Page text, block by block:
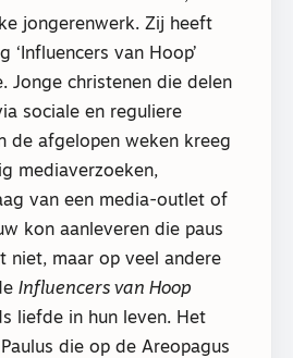
jongerenwerk. Zij heeft
‘Influencers van Hoop’
Jonge christenen die delen
sociale en reguliere
de afgelopen weken kreeg
mediaverzoeken,
van een media-outlet of
kon aanleveren die paus
niet, maar op veel andere
Influencers van Hoop
liefde in hun leven. Het
die op de Areopagus